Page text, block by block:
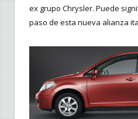
ex grupo Chrysler. Puede
paso de esta nueva alianza